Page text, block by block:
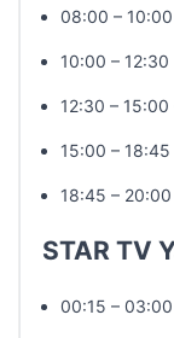
08:00 – 10:00
10:00 – 12:30
12:30 – 15:00
15:00 – 18:45
18:45 –
STAR TV
00:15 –